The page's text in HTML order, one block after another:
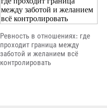
Ревность в отношениях: где
проходит граница между
заботой и желанием всё
контролировать